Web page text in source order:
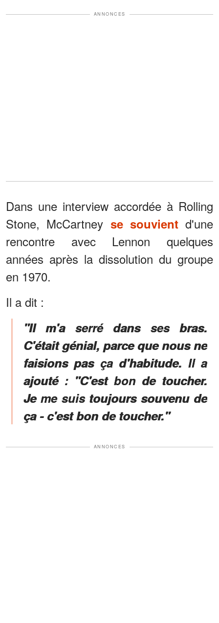
ANNONCES
Dans une interview accordée à Rolling
Stone, McCartney se souvientd'une
rencontre avec Lennon quelques
années après la dissolution du groupe
en 1970.
Il a dit :
"Il m'a serré dans ses bras.
C'était génial, parce que nous ne
faisions pas ça d'habitude. Il a
ajouté : "C'est bon de toucher.
Je me suis toujours souvenu de
ça - c'est bon de toucher."
ANNONCES